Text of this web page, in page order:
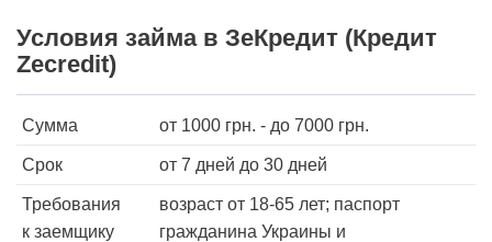
Условия займа в ЗеКредит (Кредит
Zecredit)
Сумма от 1000 грн. - до 7000 грн.
Срок от 7 дней до 30 дней
Требования
к заемщику
возраст от 18-65 лет; паспорт
гражданина Украины и